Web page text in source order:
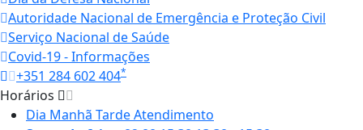
Autoridade Nacional de Emergência e Proteção Civil
Serviço Nacional de Saúde
Covid-19 - Informações
+351 284 602 404*
Horários
Dia Manhã TardeAtendimento